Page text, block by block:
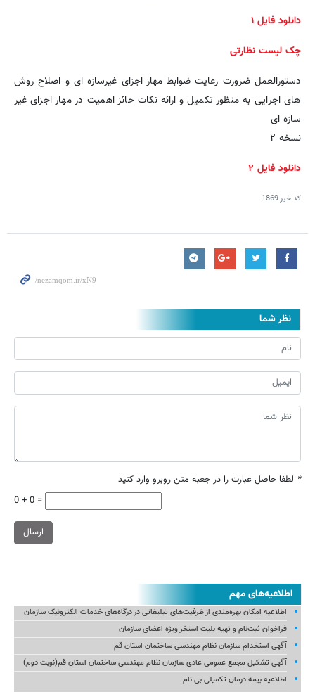
دانلود فایل ۱
چک لیست نظارتی
دستورالعمل ضرورت رعایت ضوابط مهار اجزای غیرسازه ای و اصلاح روش
های اجرایی به منظور تکمیل و ارائه نکات حائز اهمیت در مهار اجزای غیر
سازه ای
نسخه ۲
دانلود فایل ۲
کد خبر1869
نظر شما
* لطفا حاصل عبارت را در جعبه متن روبرو وارد کنید
0 + 0 =
ارسال
اطلاعیه‌های مهم
اطلاعیه امکان بهره‌مندی از ظرفیت‌های تبلیغاتی در درگاه‌های خدمات الکترونیک سازمان
فراخوان ثبت‌نام و تهیه بلیت استخر ویژه اعضای سازمان
آگهی استخدام سازمان نظام مهندسی ساختمان استان قم
آگهی تشکیل مجمع عمومی عادی سازمان نظام مهندسی ساختمان استان قم(نوبت دوم)
اطلاعیه بیمه درمان تکمیلی بی نام